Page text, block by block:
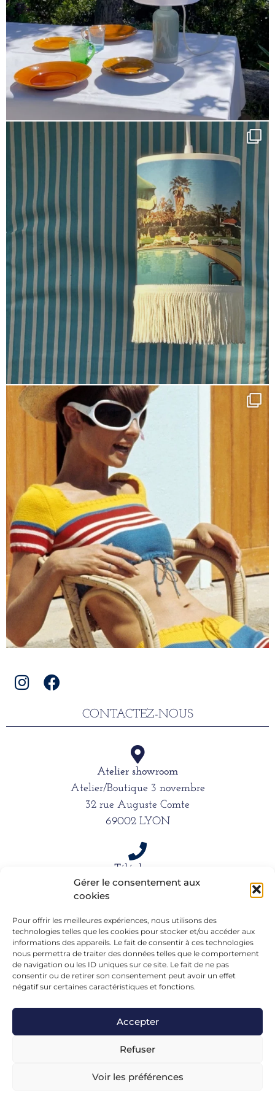
Gérer le consentement aux
cookies
Pour offrir les meilleures expériences, nous utilisons des
technologies telles que les cookies pour stocker et/ou accéder aux
informations des appareils. Le fait de consentir à ces technologies
nous permettra de traiter des données telles que le comportement
de navigation ou les ID uniques sur ce site. Le fait de ne pas
consentir ou de retirer son consentement peut avoir un effet
négatif sur certaines caractéristiques et fonctions.
Accepter
Refuser
Voir les préférences
CONTACTEZ-NOUS
Atelier showroom
Atelier/Boutique 3 novembre
32 rue Auguste Comte
69002 LYON
Téléphone
06 15 61 39 66
Mail
alexandra.dargentre@sfr.fr
Mentions légales– Réalisé en formation chez